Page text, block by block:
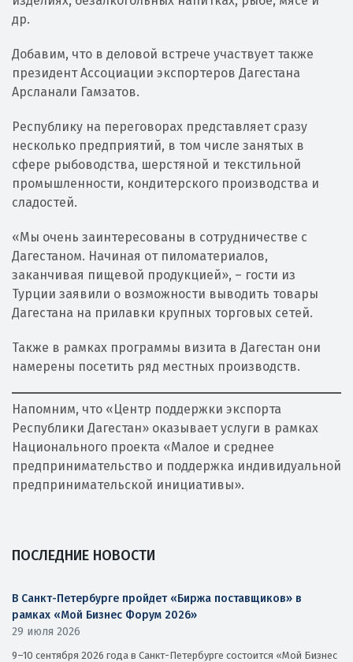
др.
Добавим, что в деловой встрече участвует также
президент Ассоциации экспортеров Дагестана
Арсланали Гамзатов.
Республику на переговорах представляет сразу
несколько предприятий, в том числе занятых в
сфере рыбоводства, шерстяной и текстильной
промышленности, кондитерского производства и
сладостей.
«Мы очень заинтересованы в сотрудничестве с
Дагестаном. Начиная от пиломатериалов,
заканчивая пищевой продукцией», – гости из
Турции заявили о возможности выводить товары
Дагестана на прилавки крупных торговых сетей.
Также в рамках программы визита в Дагестан они
намерены посетить ряд местных производств.
Напомним, что «Центр поддержки экспорта
Республики Дагестан» оказывает услуги в рамках
Национального проекта «Малое и среднее
предпринимательство и поддержка индивидуальной
предпринимательской инициативы».
ПОСЛЕДНИЕ НОВОСТИ
В Санкт-Петербурге пройдет «Биржа поставщиков» в
рамках «Мой Бизнес Форум 2026»
29 июля 2026
9–10 сентября 2026 года в Санкт-Петербурге состоится «Мой Бизнес